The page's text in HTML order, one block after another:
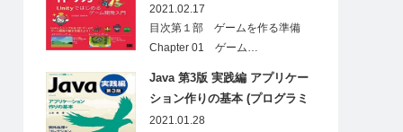
門
2021.02.17
目次第１部 ゲームを作る準備
Chapter 01 ゲーム…
Java 第3版 実践編 アプリケー
ション作りの基本 (プログラミ
ング学習シリーズ)
2021.01.28